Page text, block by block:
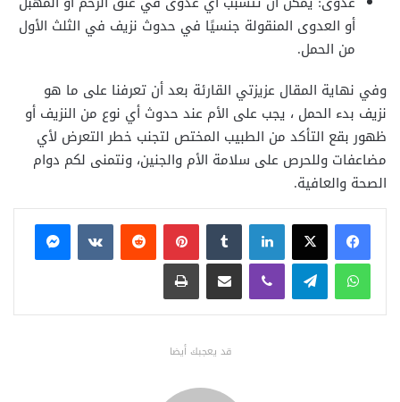
أو العدوى المنقولة جنسيًا في حدوث نزيف في الثلث الأول
من الحمل.
وفي نهاية المقال عزيزتي القارئة بعد أن تعرفنا على ما هو
نزيف بدء الحمل ، يجب على الأم عند حدوث أي نوع من النزيف أو
ظهور بقع التأكد من الطبيب المختص لتجنب خطر التعرض لأي
مضاعفات وللحرص على سلامة الأم والجنين، ونتمنى لكم دوام
الصحة والعافية.
فيسبوكX لينكدإن بينتيريست
ماسنجر
واتساب تيلقرام ڤايبر مشاركة عبر البريد طباعة
قد يعجبك أيضا